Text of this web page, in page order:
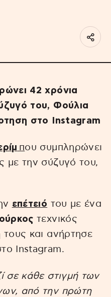
42 χρόνια
του, Φούλια
στο Instagram
που συμπληρώνει
με την σύζυγό του,
επέτειό του με ένα
τεχνικός
τους και ανήρτησε
Instagram.
σε κάθε στιγμή των
από την πρώτη